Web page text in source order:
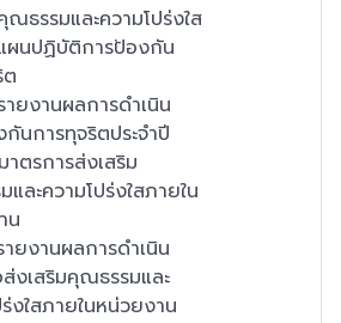
ณธรรมและความโปร่งใส
ผนปฏิบัติการป้องกัน
ยงานผลการดำเนิน
นการทุจริตประจำปี
ตรการส่งเสริม
ละความโปร่งใสภายใน
น
ยงานผลการดำเนิน
งเสริมคุณธรรมและ
งใสภายในหน่วยงาน